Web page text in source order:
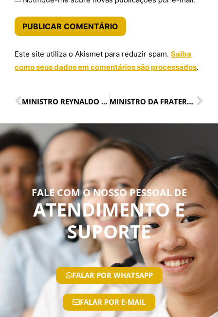
Este site utiliza o Akismet para reduzir spam. Saiba
como seus dados em comentários são processados.
MINISTRO REYNALDO SOARES DA FONSECA FAZ ABERTURA DO II CONGRESSO DO IEDF – INSTITUTO BRASILEIRO DE EDUCAÇÃO EM DIREITOS E FRATERNIDADE. VII SEMINÁRIO DO GRUPO COMUNHÃO E DIREITO DO CENTRO- OESTE. MINISTRO DA FRATERNIDADE – REYNADO SOARES DA FONSECA
FALE COM O NOSSO PESSOAL DE
ATENDIMENTO E
SUPORTE
FALAR POR WHATSAPP
FALAR POR E-MAIL